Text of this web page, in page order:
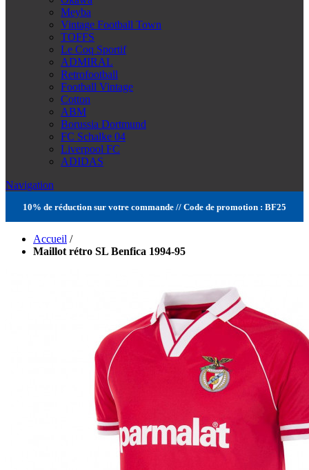
Meyba
Vintage Football Town
TOFFS
Le Coq Sportif
ADMIRAL
Retrofootball
Football Vintage
Cotton
ABM
Borussia Dortmund
FC Schalke 04
Liverpool FC
ADIDAS
Navigation
10% de réduction sur votre commande // Code de promotion : BF25
Accueil /
Maillot rétro SL Benfica 1994-95